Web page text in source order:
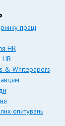
праці
HR
HR
& Whitepapers
опитувань